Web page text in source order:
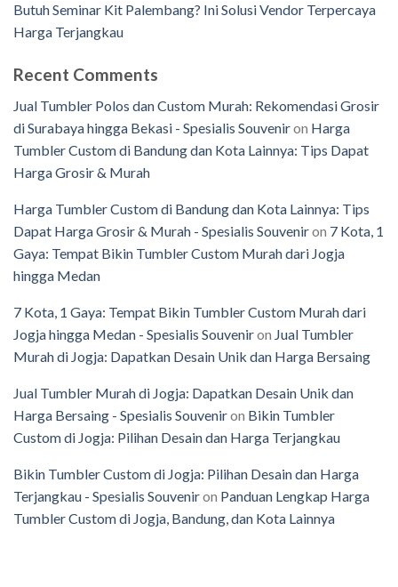
Butuh Seminar Kit Palembang? Ini Solusi Vendor Terpercaya
Harga Terjangkau
Recent Comments
Jual Tumbler Polos dan Custom Murah: Rekomendasi Grosir
di Surabaya hingga Bekasi - Spesialis Souveniron Harga
Tumbler Custom di Bandung dan Kota Lainnya: Tips Dapat
Harga Grosir & Murah
Harga Tumbler Custom di Bandung dan Kota Lainnya: Tips
Dapat Harga Grosir & Murah - Spesialis Souveniron 7 Kota, 1
Gaya: Tempat Bikin Tumbler Custom Murah dari Jogja
hingga Medan
7 Kota, 1 Gaya: Tempat Bikin Tumbler Custom Murah dari
Jogja hingga Medan - Spesialis Souveniron Jual Tumbler
Murah di Jogja: Dapatkan Desain Unik dan Harga Bersaing
Jual Tumbler Murah di Jogja: Dapatkan Desain Unik dan
Harga Bersaing - Spesialis Souveniron Bikin Tumbler
Custom di Jogja: Pilihan Desain dan Harga Terjangkau
Bikin Tumbler Custom di Jogja: Pilihan Desain dan Harga
Terjangkau - Spesialis Souveniron Panduan Lengkap Harga
Tumbler Custom di Jogja, Bandung, dan Kota Lainnya